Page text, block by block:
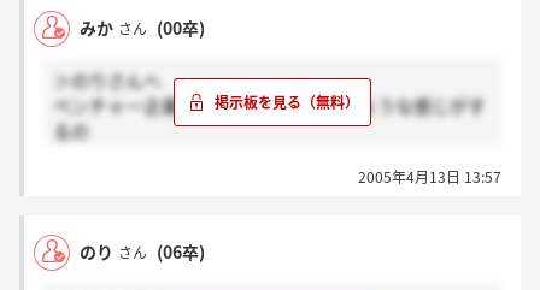
将来的な目標があり、しっかりした自分を持っていな
い人はあきらめた方がいいと思います。
れだけ劣悪な環境ということです。
この手の企業に入社して、精神的に病む人は多いで
す。
みか さん (00卒)
＞のりさんへ
ベンチャー企業って自営業と似ているような感じがす
るの
大変な事もあると思うんだけど、常に自分との戦いだ
す。
2005年4月13日 13:57
のり さん (06卒)